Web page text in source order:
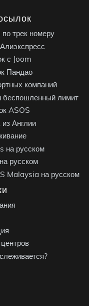
трек номеру
с Joom
Пандао
компаний
беспошленный лимит
ASOS
Англии
на русском
русском
Malaysia на русском